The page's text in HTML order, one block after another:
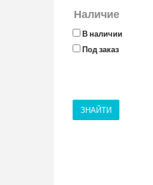
Наличие
В наличии
Под заказ